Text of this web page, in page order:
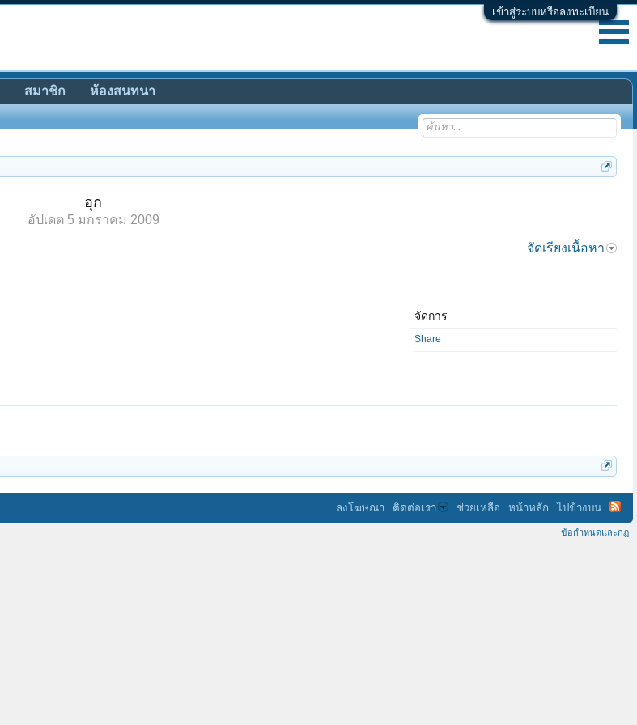
เข้าสู่ระบบหรือลงทะเบียน
ฮุก
อัปเดต 5 มกราคม 2009
จัดเรียงเนื้อหา
จัดการ
Share
สมาชิก ห้องสนทนา
ลงโฆษณา ติดต่อเรา ช่วยเหลือ หน้าหลัก ไปข้างบน
ข้อกำหนดและกฎ